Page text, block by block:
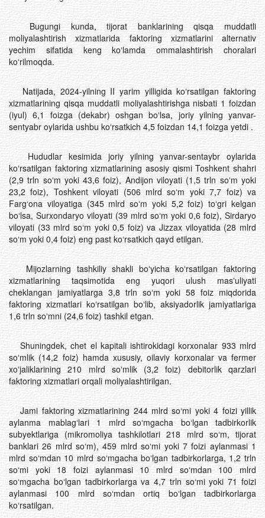
Bugungi kunda, tijorat banklarining qisqa muddatli
moliyalashtirish xizmatlarida faktoring xizmatlarini alternativ
yechim sifatida keng koʻlamda ommalashtirish choralari
koʻrilmoqda.
Natijada, 2024-yilning II yarim yilligida koʻrsatilgan faktoring
xizmatlarining qisqa muddatli moliyalashtirishga nisbati 1 foizdan
(iyul) 6,1 foizga (dekabr) oshgan boʻlsa, joriy yilning yanvar-
sentyabr oylarida ushbu koʻrsatkich 4,5 foizdan 14,1 foizga yetdi .
Hududlar kesimida joriy yilning yanvar-sentaybr oylarida
koʻrsatilgan faktoring xizmatlarining asosiy qismi Toshkent shahri
(2,9 trln soʻm yoki 43,6 foiz), Andijon viloyati (1,5 trln soʻm yoki
23,2 foiz), Toshkent viloyati (506 mlrd soʻm yoki 7,7 foiz) va
Farg‘ona viloyatiga (345 mlrd soʻm yoki 5,2 foiz) to‘gri kelgan
bo‘lsa, Surxondaryo viloyati (39 mlrd so‘m yoki 0,6 foiz), Sirdaryo
viloyati (33 mlrd so‘m yoki 0,5 foiz) va Jizzax viloyatida (28 mlrd
so‘m yoki 0,4 foiz) eng past ko‘rsatkich qayd etilgan.
Mijozlarning tashkiliy shakli boʻyicha koʻrsatilgan faktoring
xizmatlarining taqsimotida eng yuqori ulush masʼuliyati
cheklangan jamiyatlarga 3,8 trln soʻm yoki 58 foiz miqdorida
faktoring xizmatlari koʻrsatilgan boʻlib, aksiyadorlik jamiyatlariga
1,6 trln soʻmni (24,6 foiz) tashkil etgan.
Shuningdek, chet el kapitali ishtirokidagi korxonalar 933 mlrd
soʻmlik (14,2 foiz) hamda xususiy, oilaviy korxonalar va fermer
xoʻjaliklarining 210 mlrd soʻmlik (3,2 foiz) debitorlik qarzlari
faktoring xizmatlari orqali moliyalashtirilgan.
Jami faktoring xizmatlarining 244 mlrd so‘mi yoki 4 foizi yillik
aylanma mablag‘lari 1 mlrd so‘mgacha bo‘lgan tadbirkorlik
subyektlariga (mikromoliya tashkilotlari 218 mlrd so‘m, tijorat
banklari 26 mlrd so‘m), 459 mlrd so‘mi yoki 7 foizi aylanmasi 1
mlrd so‘mdan 10 mlrd so‘mgacha bo‘lgan tadbirkorlarga, 1,2 trln
so‘mi yoki 18 foizi aylanmasi 10 mlrd so‘mdan 100 mlrd
so‘mgacha bo‘lgan tadbirkorlarga va 4,7 trln so‘mi yoki 71 foizi
aylanmasi 100 mlrd so‘mdan ortiq bo‘lgan tadbirkorlarga
ko‘rsatilgan.